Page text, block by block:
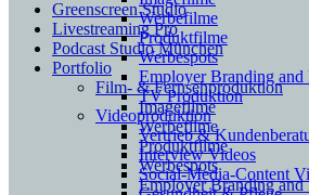
Werbefilme
Produktfilme
Werbespots
Employer Branding and
TV Produktion
Videoproduktion
Vertrieb &
Interview Videos
Social-Media-Content
Greenscreen Studio
Livestreaming Pro
Podcast Studio München
Portfolio
Film- & Fernsehproduktion
Imagefilme
Werbefilme
Produktfilme
Werbespots
Employer Branding and